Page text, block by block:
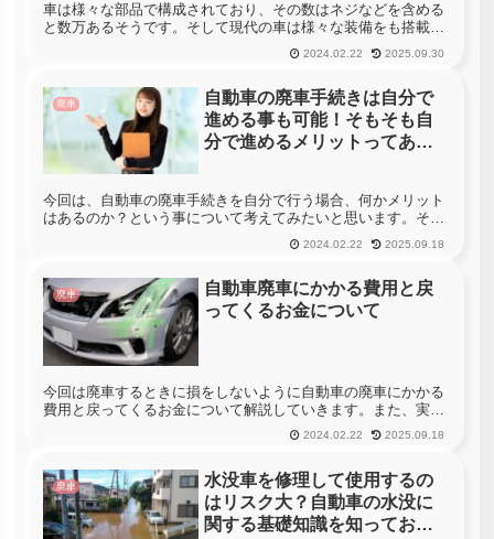
車は様々な部品で構成されており、その数はネジなどを含める
と数万あるそうです。そして現代の車は様々な装備をも搭載さ
れており、走らせるエネルギーを生み出すためのエンジン以外
にも車を走行させるためにはさまざまな構成品が必要となりま
2024.02.22 2025.09.30
廃車
自動車の廃車手続きは自分で
進める事も可能！そもそも自
分で進めるメリットってある
今回は、自動車の廃車手続きを自分で行う場合、何かメリット
はあるのか？という事について考えてみたいと思います。そも
そも、自動車の処分を考えた時に、真っ先に『廃車』が思い浮
かぶような方は少ないのではないでしょうか。処分を考えてい
2024.02.22 2025.09.18
廃車
自動車廃車にかかる費用と戻
ってくるお金について
今回は廃車するときに損をしないように自動車の廃車にかかる
費用と戻ってくるお金について解説していきます。また、実際
の手続方法も紹介するのでぜひ参考にしてみてください。いつ
か、寿命は来るもの…車の寿命ってどれくらいか知っています
2024.02.22 2025.09.18
廃車
水没車を修理して使用するの
はリスク大？自動車の水没に
関する基礎知識を知っておこ